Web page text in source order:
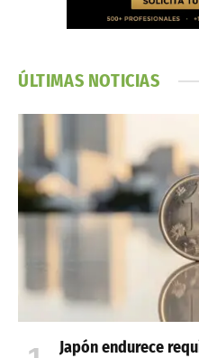
ÚLTIMAS NOTICIAS
Japón endurece